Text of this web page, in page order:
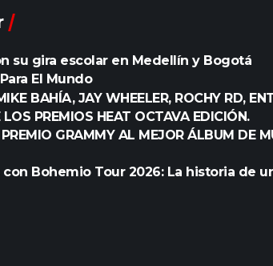
su gira escolar en Medellín y Bogotá
El Mundo
BAHÍA, JAY WHEELER, ROCHY RD,
PREMIOS HEAT OCTAVA EDICIÓN.
GRAMMY AL MEJOR ÁLBUM DE
Bohemio Tour 2026: La historia de